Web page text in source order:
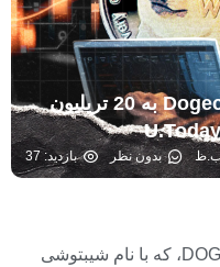
بنیانگذار DOGE: “افزایش Dogecoin به 20 تریلیون
بدون نظر بازدید: 37
بیلی مارکوس، یکی از بنیانگذاران DOGE، که با نام شیبتوشی